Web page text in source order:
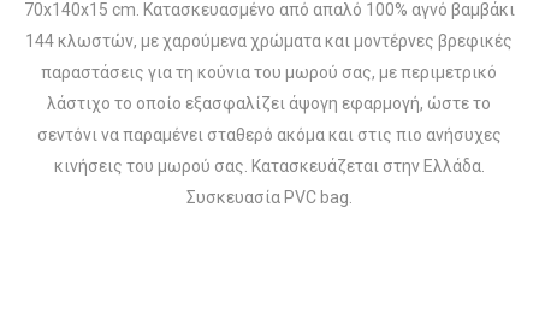
70x140x15 cm. Κατασκευασμένο από απαλό 100% αγνό βαμβάκι
144 κλωστών, με χαρούμενα χρώματα και μοντέρνες βρεφικές
παραστάσεις για τη κούνια του μωρού σας, με περιμετρικό
λάστιχο το οποίο εξασφαλίζει άψογη εφαρμογή, ώστε το
σεντόνι να παραμένει σταθερό ακόμα και στις πιο ανήσυχες
κινήσεις του μωρού σας. Κατασκευάζεται στην Ελλάδα.
Συσκευασία PVC bag.